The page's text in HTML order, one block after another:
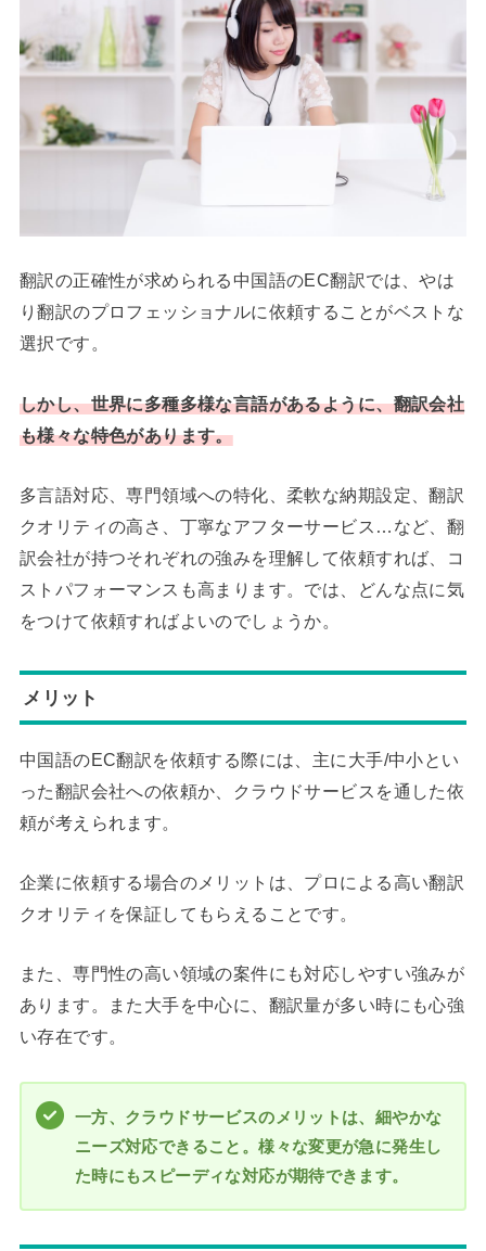
翻訳の正確性が求められる中国語のEC翻訳では、やは
り翻訳のプロフェッショナルに依頼することがベストな
選択です。
しかし、世界に多種多様な言語があるように、翻訳会社
も様々な特色があります。
多言語対応、専門領域への特化、柔軟な納期設定、翻訳
クオリティの高さ、丁寧なアフターサービス…など、翻
訳会社が持つそれぞれの強みを理解して依頼すれば、コ
ストパフォーマンスも高まります。では、どんな点に気
をつけて依頼すればよいのでしょうか。
メリット
中国語のEC翻訳を依頼する際には、主に大手/中小とい
った翻訳会社への依頼か、クラウドサービスを通した依
頼が考えられます。
企業に依頼する場合のメリットは、プロによる高い翻訳
クオリティを保証してもらえることです。
また、専門性の高い領域の案件にも対応しやすい強みが
あります。また大手を中心に、翻訳量が多い時にも心強
い存在です。
一方、クラウドサービスのメリットは、細やかな
ニーズ対応できること。様々な変更が急に発生し
た時にもスピーディな対応が期待できます。